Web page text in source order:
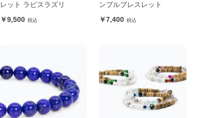
レット ラピスラズリ
9,500
ンプルブレスレット
7,400